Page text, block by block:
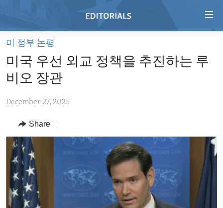
Skip
main
content
to
Navigation
Skip
Search
HOME
VIDEO
REGIONS
AFRICA
AMERICAS
ASIA
EUROPE
MIDDLE EAST
TOPICS
HUMAN RIGHTS
SECURITY AND DEFENSE
AID AND DEVELOPMENT
DEMOCRACY AND GOVERNANCE
ARCHIVE
ABOUT US
FOLLOW US
미 정부 논평
미국 우선 외교 정책을 추진하는 루
비오 장관
December 27, 2025
Share